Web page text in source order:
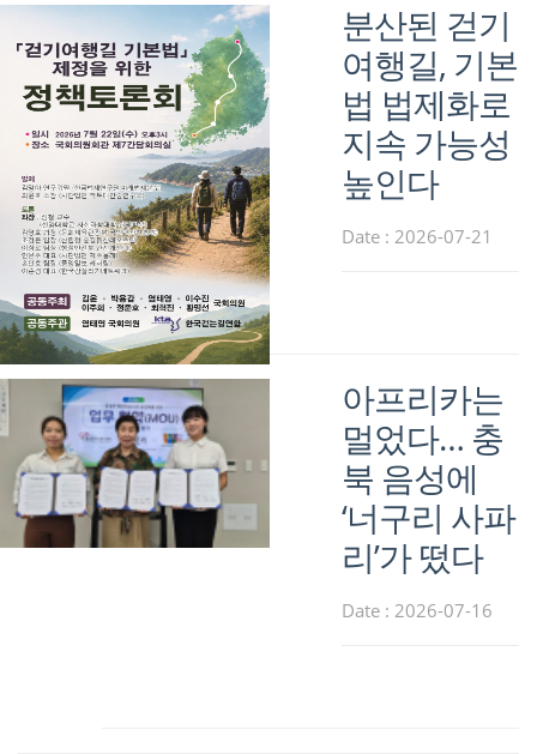
분산된 걷기
여행길, 기본
법 법제화로
지속 가능성
높인다
Date : 2026-07-21
아프리카는
멀었다… 충
북 음성에
‘너구리 사파
리’가 떴다
Date : 2026-07-16